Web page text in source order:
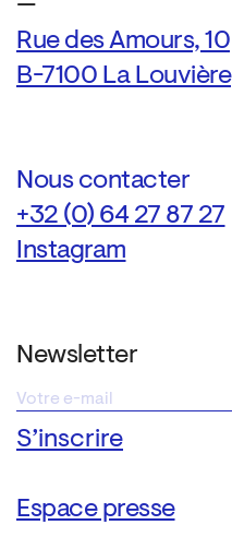
—
Rue des Amours, 10
B-7100 La Louvière
Nous contacter
+32 (0) 64 27 87 27
Instagram
Newsletter
Espace presse